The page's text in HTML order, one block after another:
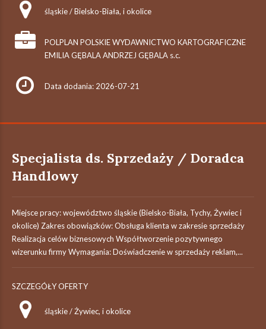
śląskie / Bielsko-Biała, i okolice
POLPLAN POLSKIE WYDAWNICTWO KARTOGRAFICZNE
EMILIA GĘBALA ANDRZEJ GĘBALA s.c.
Data dodania: 2026-07-21
Specjalista ds. Sprzedaży / Doradca
Handlowy
Miejsce pracy: województwo śląskie (Bielsko-Biała, Tychy, Żywiec i
okolice) Zakres obowiązków: Obsługa klienta w zakresie sprzedaży
Realizacja celów biznesowych Współtworzenie pozytywnego
wizerunku firmy Wymagania: Doświadczenie w sprzedaży reklam,...
SZCZEGÓŁY OFERTY
śląskie / Żywiec, i okolice